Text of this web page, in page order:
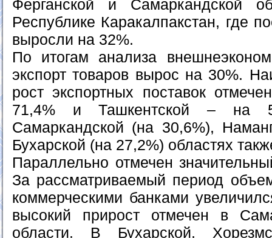
Ферганской и Самаркандской
Республике Каракалпакстан, где
выросли на 32%.
По итогам анализа
экспорт товаров вырос на 30%.
рост экспортных поставок
71,4% и Ташкентской – на
Самаркандской (на 30,6%),
Бухарской (на 27,2%) областях
Параллельно отмечен
За рассматриваемый период
коммерческими банками
высокий прирост отмечен в
области. В Бухарской,